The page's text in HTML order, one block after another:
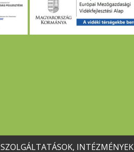
SZOLGÁLTATÁSOK, INTÉZMÉNYEK